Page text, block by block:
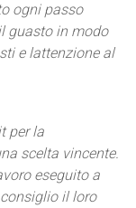
ogni passo
guasto in modo
e lattenzione al
per la
scelta vincente.
eseguito a
il loro